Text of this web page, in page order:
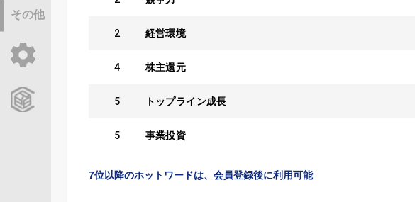
その他
CCReBサービスのご案内
2 経営環境
4 株主還元
5 トップライン成長
5 事業投資
7位以降のホットワードは、会員登録後に利用可能